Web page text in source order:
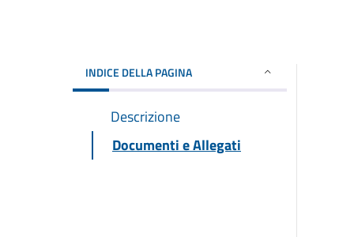
INDICE DELLA PAGINA
Descrizione
Documenti e Allegati